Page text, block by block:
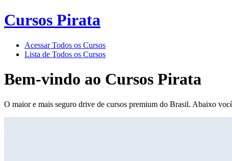
Cursos Pirata
Acessar Todos os Cursos
Lista de Todos os Cursos
Bem-vindo ao Cursos Pirata
O maior e mais seguro drive de cursos premium do Brasil. Abaixo